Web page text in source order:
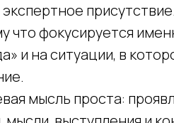
что фокусируется
и на ситуации, в
мысль проста: